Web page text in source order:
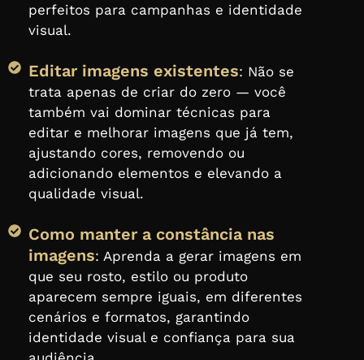
perfeitos para campanhas e identidade
visual.
Editar imagens existentes: Não se
trata apenas de criar do zero — você
também vai dominar técnicas para
editar e melhorar imagens que já tem,
ajustando cores, removendo ou
adicionando elementos e elevando a
qualidade visual.
Como manter a constância nas
imagens: Aprenda a gerar imagens em
que seu rosto, estilo ou produto
aparecem sempre iguais, em diferentes
cenários e formatos, garantindo
identidade visual e confiança para sua